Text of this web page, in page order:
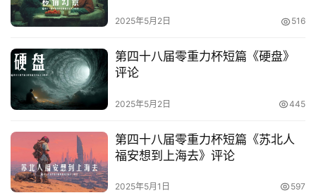
主
题
幻
小
说
库
2025年5月2日 516
第四十八届零重力杯短篇《硬盘》
评论
2025年5月2日 445
第四十八届零重力杯短篇《苏北人
福安想到上海去》评论
2025年5月1日 597